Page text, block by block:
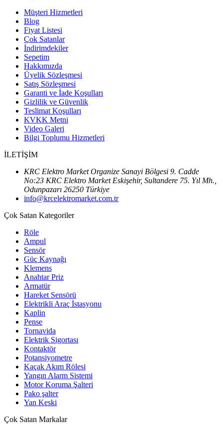
Müşteri Hizmetleri
Blog
Fiyat Listesi
Çok Satanlar
İndirimdekiler
Sepetim
Hakkımızda
Üyelik Sözleşmesi
Satış Sözleşmesi
Garanti ve İade Koşulları
Gizlilik ve Güvenlik
Teslimat Koşulları
KVKK Metni
Video Galeri
Bilgi Toplumu Hizmetleri
İLETİŞİM
KRC Elektro Market Organize Sanayi Bölgesi 9. Cadde
No:23 KRC Elektro Market Eskişehir, Sultandere 75. Yıl Mh.,
Odunpazarı 26250 Türkiye
info@krcelektromarket.com.tr
Çok Satan Kategoriler
Röle
Ampul
Sensör
Güç Kaynağı
Klemens
Anahtar Priz
Armatür
Hareket Sensörü
Elektrikli Araç İstasyonu
Kaplin
Pense
Tornavida
Elektrik Sigortası
Kontaktör
Potansiyometre
Kaçak Akım Rölesi
Yangın Alarm Sistemi
Motor Koruma Şalteri
Pako şalter
Yan Keski
Çok Satan Markalar